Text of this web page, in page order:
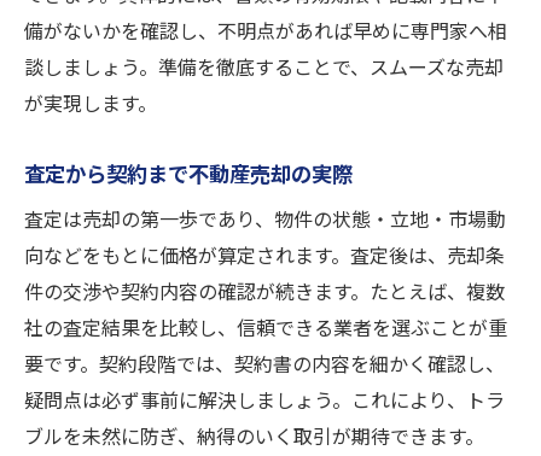
備がないかを確認し、不明点があれば早めに専門家へ相
談しましょう。準備を徹底することで、スムーズな売却
が実現します。
査定から契約まで不動産売却の実際
査定は売却の第一歩であり、物件の状態・立地・市場動
向などをもとに価格が算定されます。査定後は、売却条
件の交渉や契約内容の確認が続きます。たとえば、複数
社の査定結果を比較し、信頼できる業者を選ぶことが重
要です。契約段階では、契約書の内容を細かく確認し、
疑問点は必ず事前に解決しましょう。これにより、トラ
ブルを未然に防ぎ、納得のいく取引が期待できます。